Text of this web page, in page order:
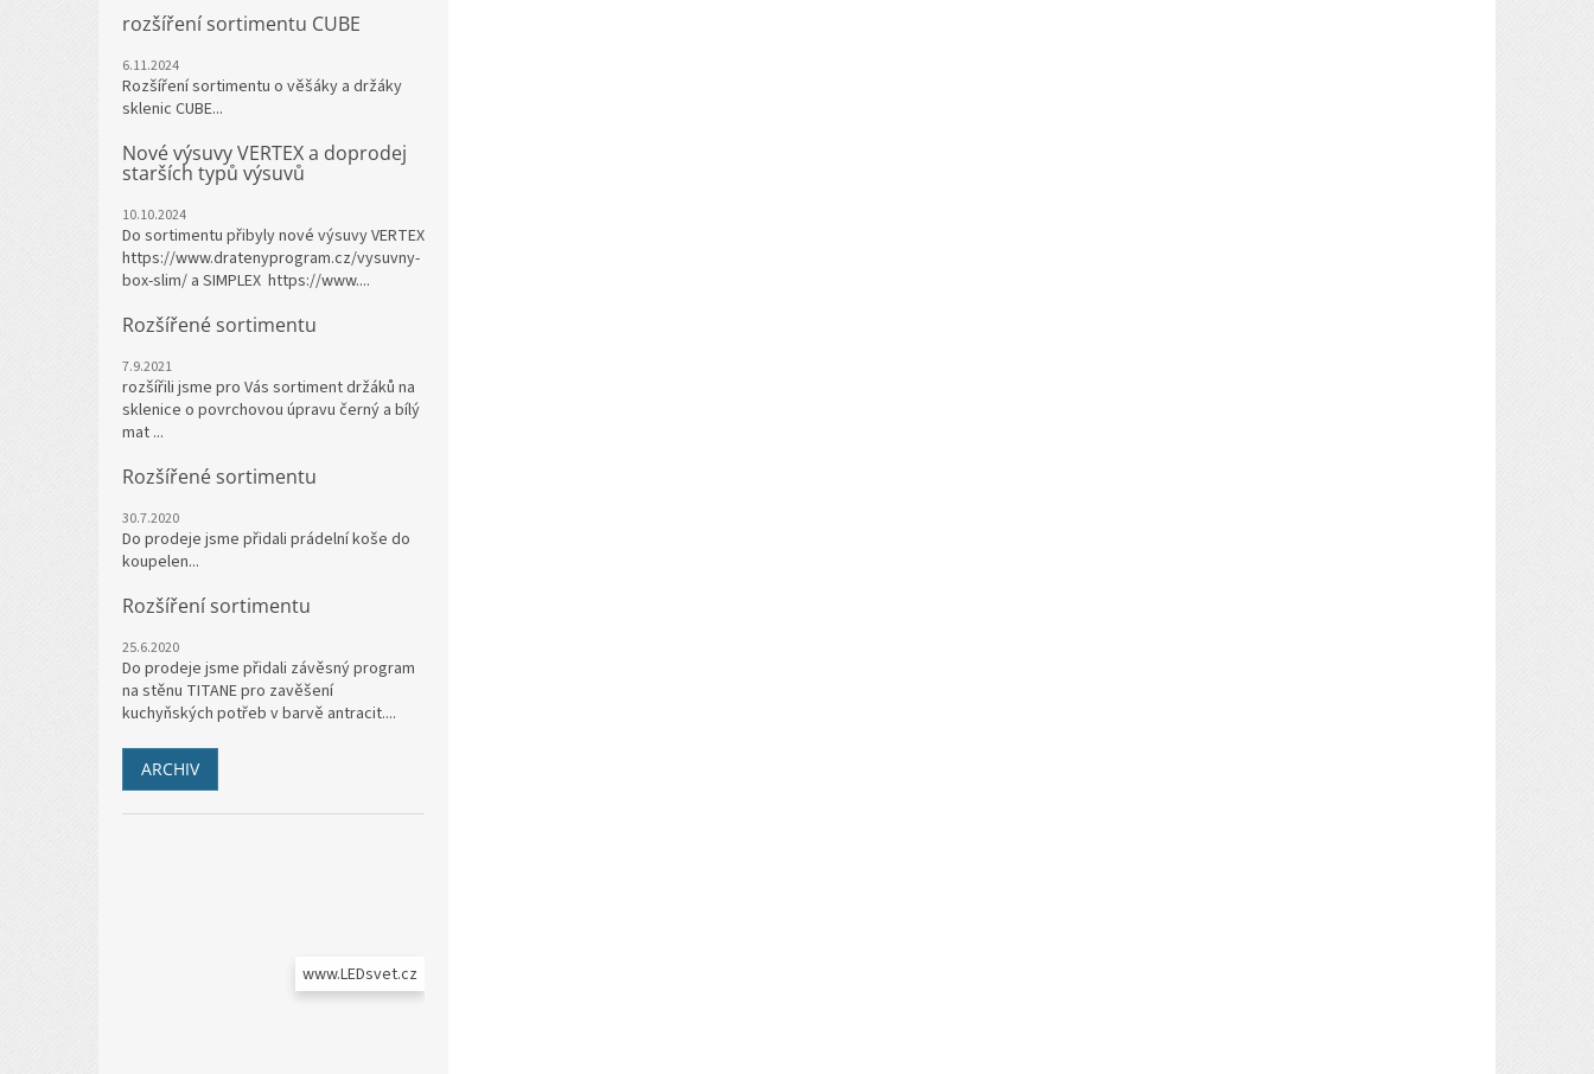
rozšíření sortimentu CUBE
6.11.2024
Rozšíření sortimentu o věšáky a držáky
sklenic CUBE...
Nové výsuvy VERTEX a doprodej
starších typů výsuvů
10.10.2024
Do sortimentu přibyly nové výsuvy VERTEX
https://www.dratenyprogram.cz/vysuvny-
box-slim/ a SIMPLEX https://www....
Rozšířené sortimentu
7.9.2021
rozšířili jsme pro Vás sortiment držáků na
sklenice o povrchovou úpravu černý a bílý
mat ...
Rozšířené sortimentu
30.7.2020
Do prodeje jsme přidali prádelní koše do
koupelen...
Rozšíření sortimentu
25.6.2020
Do prodeje jsme přidali závěsný program
na stěnu TITANE pro zavěšení
kuchyňských potřeb v barvě antracit....
ARCHIV
www.LEDsvet.cz